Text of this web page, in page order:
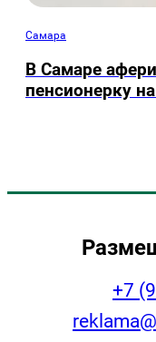
Самара
В Самаре
пенсионерку
+7